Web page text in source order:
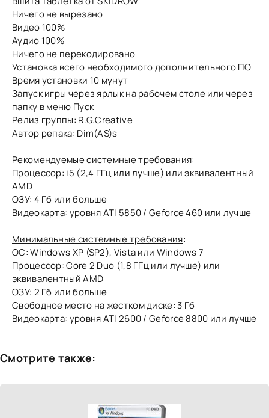
Ничего не вырезано
Видео 100%
Аудио 100%
Ничего не перекодировано
Установка всего необходимого дополнительного ПО
Время установки 10 мунут
Запуск игры через ярлык на рабочем столе или через
папку в меню Пуск
Релиз группы: R.G.Creative
Автор репака: Dim(AS)s
Рекомендуемые системные требования:
Процессор: i5 (2,4 ГГц или лучше) или эквивалентный
AMD
ОЗУ: 4 Гб или больше
Видеокарта: уровня ATI 5850 / Geforce 460 или лучше
Минимальные системные требования:
ОС: Windows XP (SP2), Vista или Windows 7
Процессор: Core 2 Duo (1,8 ГГц или лучше) или
эквивалентный AMD
ОЗУ: 2 Гб или больше
Свободное место на жестком диске: 3 Гб
Видеокарта: уровня ATI 2600 / Geforce 8800 или лучше
Смотрите также: